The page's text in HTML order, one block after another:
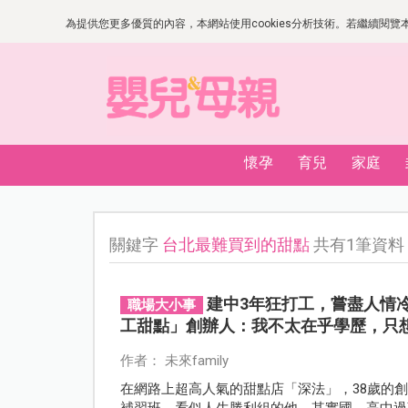
為提供您更多優質的內容，本網站使用cookies分析技術。若繼續閱
懷孕 育兒 家庭
關鍵字 台北最難買到的甜點共有1筆資料
職場大小事
建中3年狂打工，嘗盡人情
工甜點」創辦人：我不太在乎學歷，只
作者： 未來family
在網路上超高人氣的甜點店「深法」，38歲的